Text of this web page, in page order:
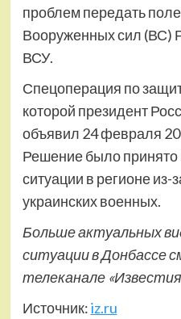
проблем передать
Вооруженных сил (ВС)
ВСУ.
Спецоперация по
которой президент
объявил 24 февраля
Решение было
ситуации в регионе из-
украинских военных.
Больше актуальных
ситуации в Донбассе
телеканале «Известия
Источник:iz.ru